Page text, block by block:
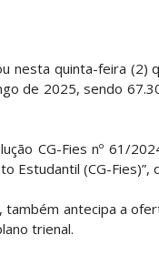
nesta quinta-feira
de 2025, sendo
CG-Fies nº 61/
Estudantil (CG-
antecipa a
trienal.